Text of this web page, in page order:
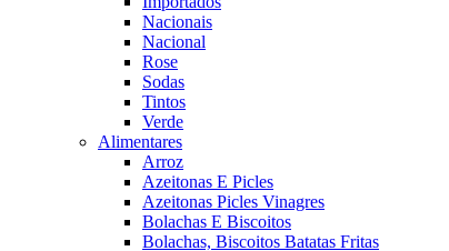
Nacionais
Nacional
Rose
Sodas
Tintos
Verde
Alimentares
Arroz
Azeitonas E Picles
Azeitonas Picles Vinagres
Bolachas E Biscoitos
Bolachas, Biscoitos Batatas Fritas